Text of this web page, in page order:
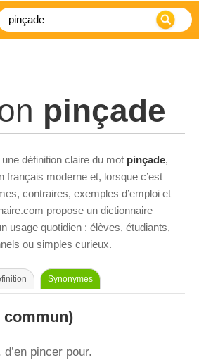
pinçade
définition claire du mot pinçade,
français moderne et, lorsque c’est
contraires, exemples d’emploi et
propose un dictionnaire
usage quotidien : élèves, étudiants,
ou simples curieux.
Synonymes
commun)
pincer pour.